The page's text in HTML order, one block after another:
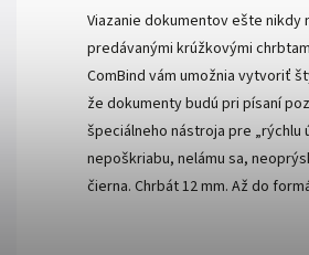
Viazanie dokumentov ešte nikdy
predávanými krúžkovými
ComBind vám umožnia vytvoriť
že dokumenty budú pri písaní
špeciálneho nástroja pre
nepoškriabu, nelámu sa,
čierna. Chrbát 12 mm. Až do